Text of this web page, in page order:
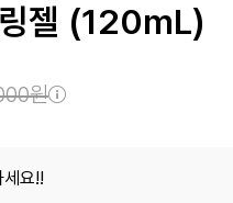
젤 (120mL)
원
요!!